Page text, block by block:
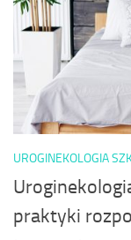
UROGINEKOLOGIA
praktyki